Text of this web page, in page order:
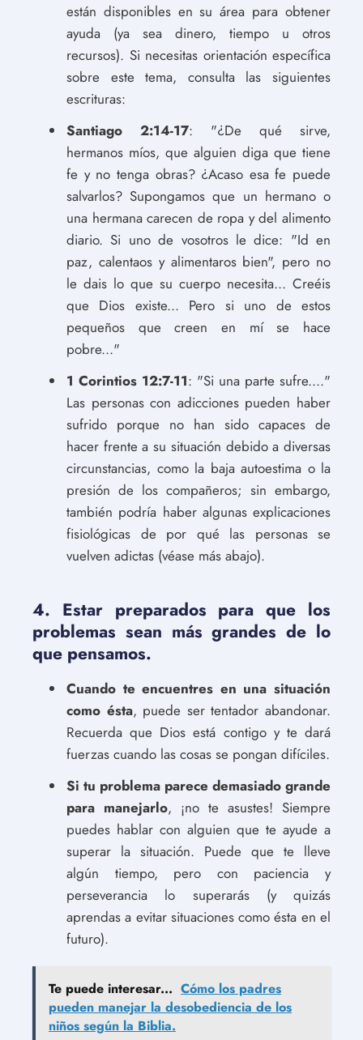
están disponibles en su área para obtener
ayuda (ya sea dinero, tiempo u otros
recursos). Si necesitas orientación específica
sobre este tema, consulta las siguientes
escrituras:
Santiago 2:14-17: "¿De qué sirve,
hermanos míos, que alguien diga que tiene
fe y no tenga obras? ¿Acaso esa fe puede
salvarlos? Supongamos que un hermano o
una hermana carecen de ropa y del alimento
diario. Si uno de vosotros le dice: "Id en
paz, calentaos y alimentaros bien", pero no
le dais lo que su cuerpo necesita... Creéis
que Dios existe... Pero si uno de estos
pequeños que creen en mí se hace
pobre..."
1 Corintios 12:7-11: "Si una parte sufre...."
Las personas con adicciones pueden haber
sufrido porque no han sido capaces de
hacer frente a su situación debido a diversas
circunstancias, como la baja autoestima o la
presión de los compañeros; sin embargo,
también podría haber algunas explicaciones
fisiológicas de por qué las personas se
vuelven adictas (véase más abajo).
4. Estar preparados para que los
problemas sean más grandes de lo
que pensamos.
Cuando te encuentres en una situación
como ésta, puede ser tentador abandonar.
Recuerda que Dios está contigo y te dará
fuerzas cuando las cosas se pongan difíciles.
Si tu problema parece demasiado grande
para manejarlo, ¡no te asustes! Siempre
puedes hablar con alguien que te ayude a
superar la situación. Puede que te lleve
algún tiempo, pero con paciencia y
perseverancia lo superarás (y quizás
aprendas a evitar situaciones como ésta en el
futuro).
Te puede interesar... Cómo los padres
pueden manejar la desobediencia de los
niños según la Biblia.